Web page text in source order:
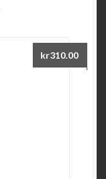
kr310.00